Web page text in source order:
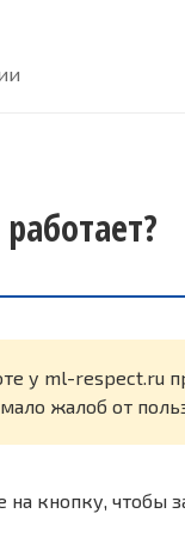
у ml-
жалоб от
на кнопку, чтобы